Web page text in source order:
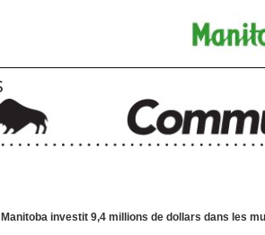
investit 9,4 millions de dollars dans les